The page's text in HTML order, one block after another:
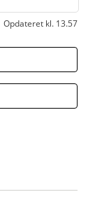
Opdateret kl. 13.57